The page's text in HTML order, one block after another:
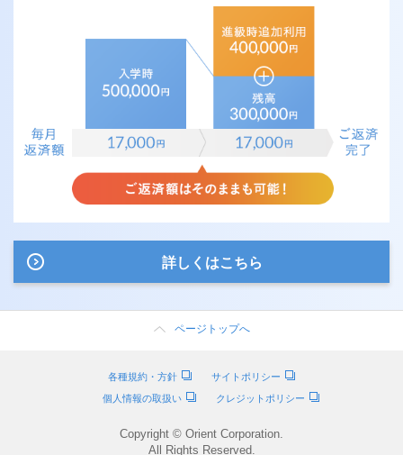
詳しくはこちら
ページトップへ
各種規約・方針
サイトポリシー
個人情報の取扱い
クレジットポリシー
Copyright © Orient Corporation.
All Rights Reserved.